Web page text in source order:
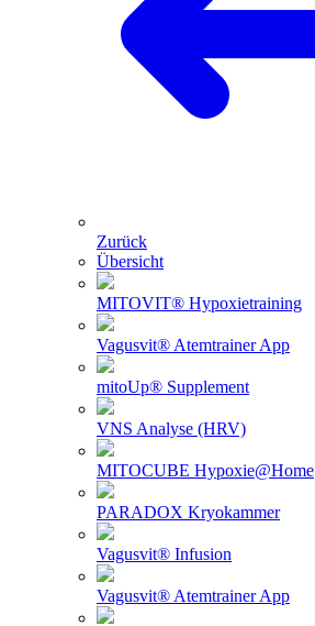
Zurück
Übersicht
MITOVIT® Hypoxietraining
Vagusvit® Atemtrainer App
mitoUp® Supplement
VNS Analyse (HRV)
MITOCUBE Hypoxie@Home
PARADOX Kryokammer
Vagusvit® Infusion
Vagusvit® Atemtrainer App